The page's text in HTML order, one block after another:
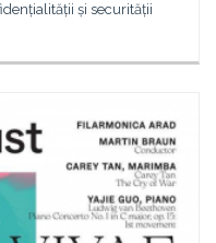
și securității